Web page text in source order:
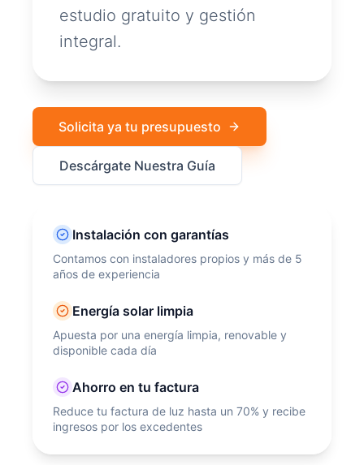
estudio gratuito y gestión
integral.
Solicita ya tu presupuesto
Descárgate Nuestra Guía
Instalación con garantías
Contamos con instaladores propios y más de 5
años de experiencia
Energía solar limpia
Apuesta por una energía limpia, renovable y
disponible cada día
Ahorro en tu factura
Reduce tu factura de luz hasta un 70% y recibe
ingresos por los excedentes